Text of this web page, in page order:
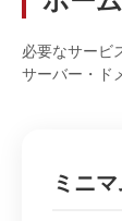
必要なサービ
サーバー・ド
ミニ